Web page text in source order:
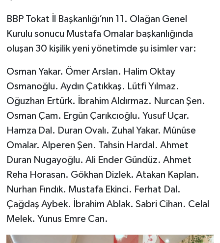
BBP Tokat İl Başkanlığı’nın 11. Olağan Genel
Kurulu sonucu Mustafa Omalar başkanlığında
oluşan 30 kişilik yeni yönetimde şu isimler var:
Osman Yakar. Ömer Arslan. Halim Oktay
Osmanoğlu. Aydın Çatıkkaş. Lütfi Yılmaz.
Oğuzhan Ertürk. İbrahim Aldırmaz. Nurcan Şen.
Osman Çam. Ergün Çarıkcıoğlu. Yusuf Uçar.
Hamza Dal. Duran Ovalı. Zuhal Yakar. Münüse
Omalar. Alperen Şen. Tahsin Hardal. Ahmet
Duran Nugayoğlu. Ali Ender Gündüz. Ahmet
Reha Horasan. Gökhan Dizlek. Atakan Kaplan.
Nurhan Fındık. Mustafa Ekinci. Ferhat Dal.
Çağdaş Aybek. İbrahim Ablak. Sabri Cihan. Celal
Melek. Yunus Emre Can.